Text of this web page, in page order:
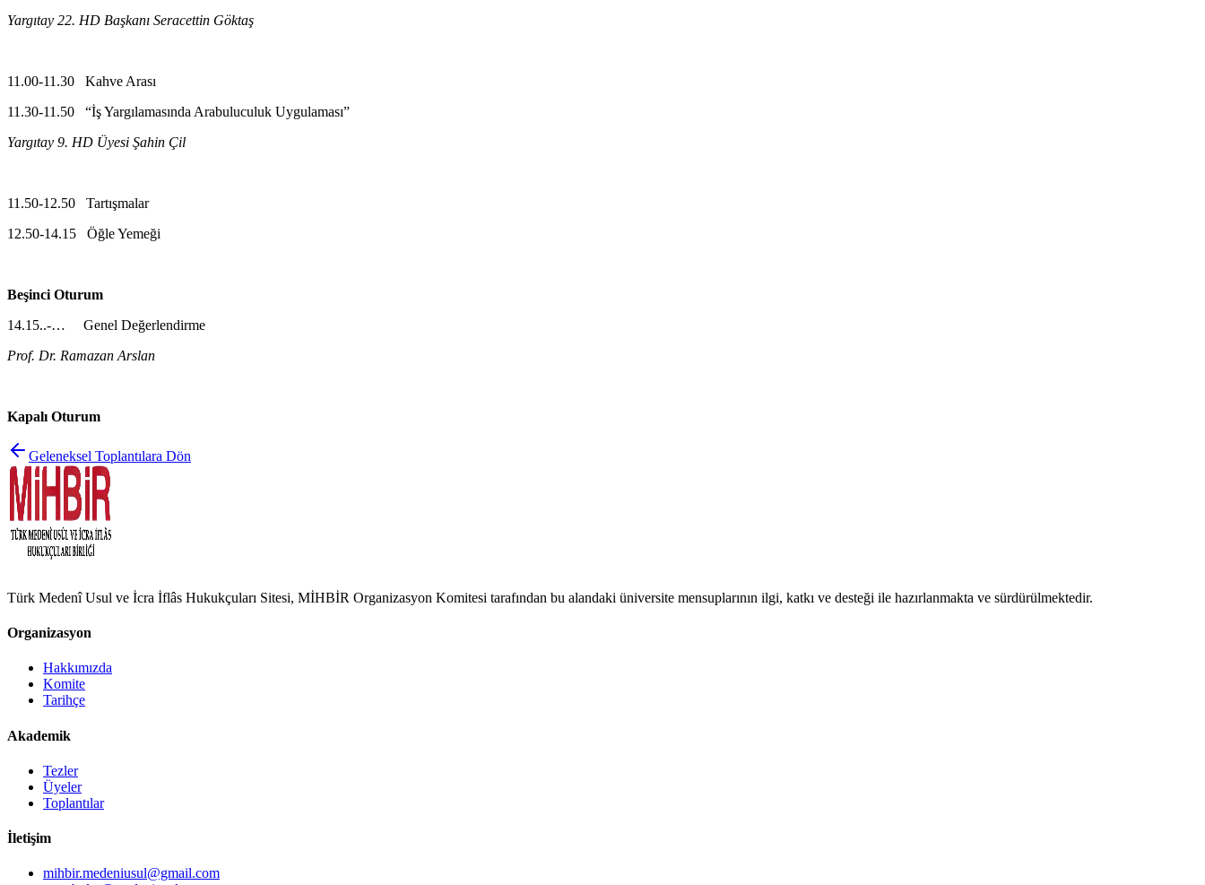
Yargıtay 22. HD Başkanı Seracettin Göktaş
11.00-11.30 Kahve Arası
11.30-11.50 “İş Yargılamasında Arabuluculuk Uygulaması”
Yargıtay 9. HD Üyesi Şahin Çil
11.50-12.50 Tartışmalar
12.50-14.15 Öğle Yemeği
Beşinci Oturum
14.15..-… Genel Değerlendirme
Prof. Dr. Ramazan Arslan
Kapalı Oturum
Geleneksel Toplantılara Dön
Türk Medenî Usul ve İcra İflâs Hukukçuları Sitesi, MİHBİR Organizasyon Komitesi tarafından bu alandaki üniversite mensuplarının ilgi, katkı ve desteği ile hazırlanmakta ve sürdürülmektedir.
Organizasyon
Hakkımızda
Komite
Tarihçe
Akademik
Tezler
Üyeler
Toplantılar
İletişim
mihbir.medeniusul@gmail.com